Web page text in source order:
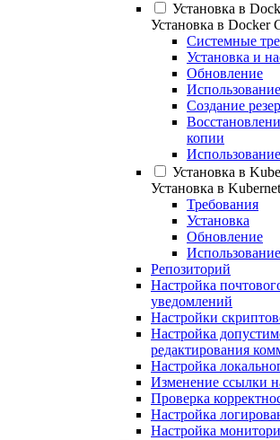
Установка в
Установка в Docker
Системные
Установка и
Обновление
Создание
копии
Установка в
Установка в
Требования
Установка
Обновление
Репозиторий
Настройка
уведомлений
Настройки
Настройка
редактирования
Настройка
Изменение ссылки
Проверка
Настройка
Настройка